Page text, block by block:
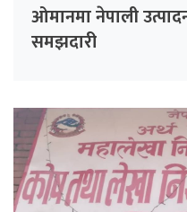
ओमानमा नेपाली
समझदारी